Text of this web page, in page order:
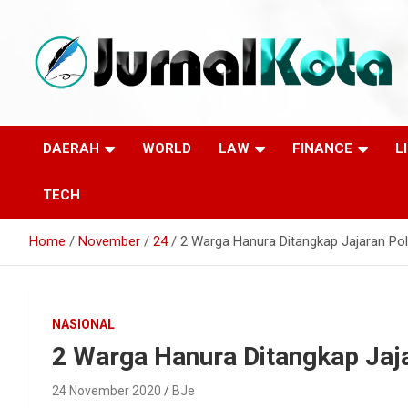
content
JURNALKOTA.NET
DAERAH WORLD LAW FINANCE
TECH
Home November 24 2 Warga Hanura Ditangkap Jajaran
NASIONAL
2 Warga Hanura Ditangkap
24 November 2020 BJe